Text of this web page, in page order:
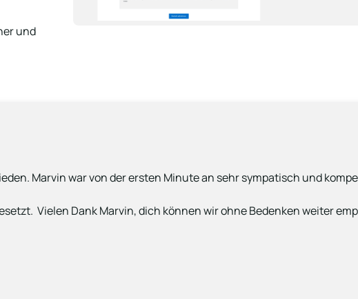
und
Marvin war von der ersten Minute an sehr sympatisch und
Vielen Dank Marvin, dich können wir ohne Bedenken weiter